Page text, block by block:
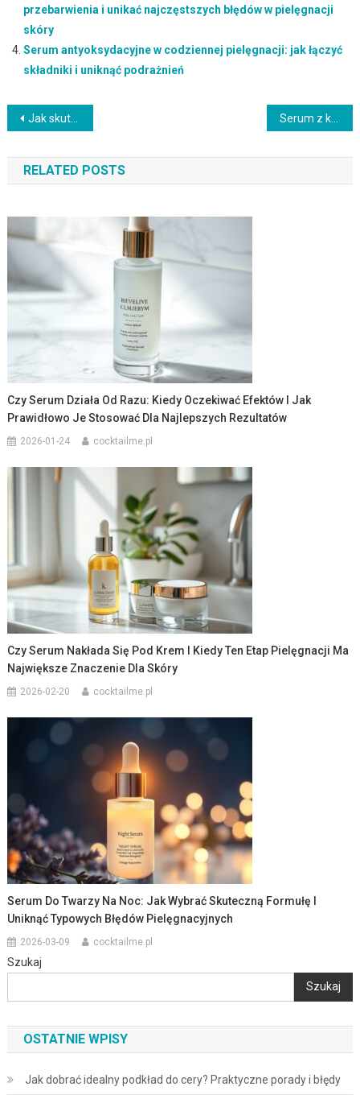
przebarwienia i unikać najczęstszych błędów w pielęgnacji
skóry
Serum antyoksydacyjne w codziennej pielęgnacji: jak łączyć
składniki i uniknąć podrażnień
Nawigacja
wpisu
Jak skutecznie usunąć rysy z lakieru samochodowego w domowych warunkach? Serum z kwasem azelainowym i witaminą C: jak stosować, by skutecznie rozjaśnić przebarwienia i uniknąć podrażnień
RELATED POSTS
Czy Serum Działa Od Razu: Kiedy Oczekiwać Efektów I Jak
Prawidłowo Je Stosować Dla Najlepszych Rezultatów
2026-01-24 cocktailme.pl
Czy Serum Nakłada Się Pod Krem I Kiedy Ten Etap Pielęgnacji Ma
Największe Znaczenie Dla Skóry
2026-02-20 cocktailme.pl
Serum Do Twarzy Na Noc: Jak Wybrać Skuteczną Formułę I
Uniknąć Typowych Błędów Pielęgnacyjnych
2026-03-09 cocktailme.pl
Szukaj
Szukaj
OSTATNIE WPISY
Jak dobrać idealny podkład do cery? Praktyczne porady i błędy